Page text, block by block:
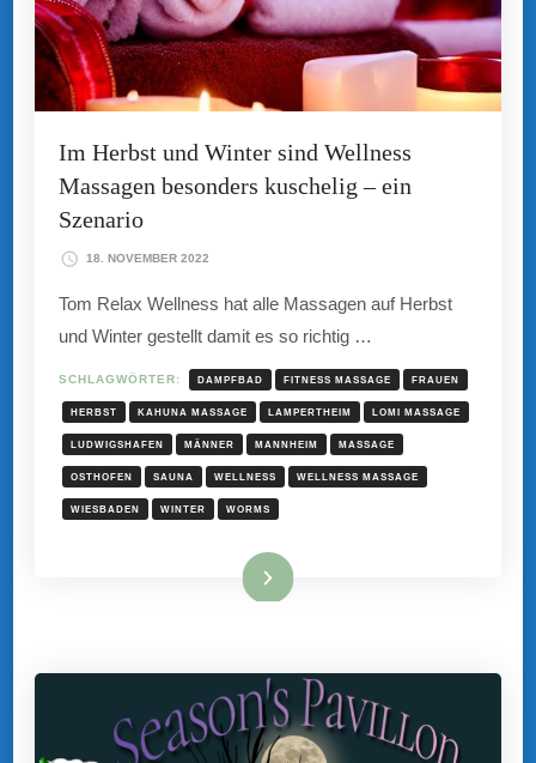
Im Herbst und Winter sind Wellness
Massagen besonders kuschelig – ein
Szenario
18. NOVEMBER 2022
Tom Relax Wellness hat alle Massagen auf Herbst
und Winter gestellt damit es so richtig …
SCHLAGWÖRTER: DAMPFBAD FITNESS MASSAGE FRAUEN
HERBST KAHUNA MASSAGE LAMPERTHEIM LOMI MASSAGE
LUDWIGSHAFEN MÄNNER MANNHEIM MASSAGE
OSTHOFEN SAUNA WELLNESS WELLNESS MASSAGE
WIESBADEN WINTER WORMS
Mehr hier ...